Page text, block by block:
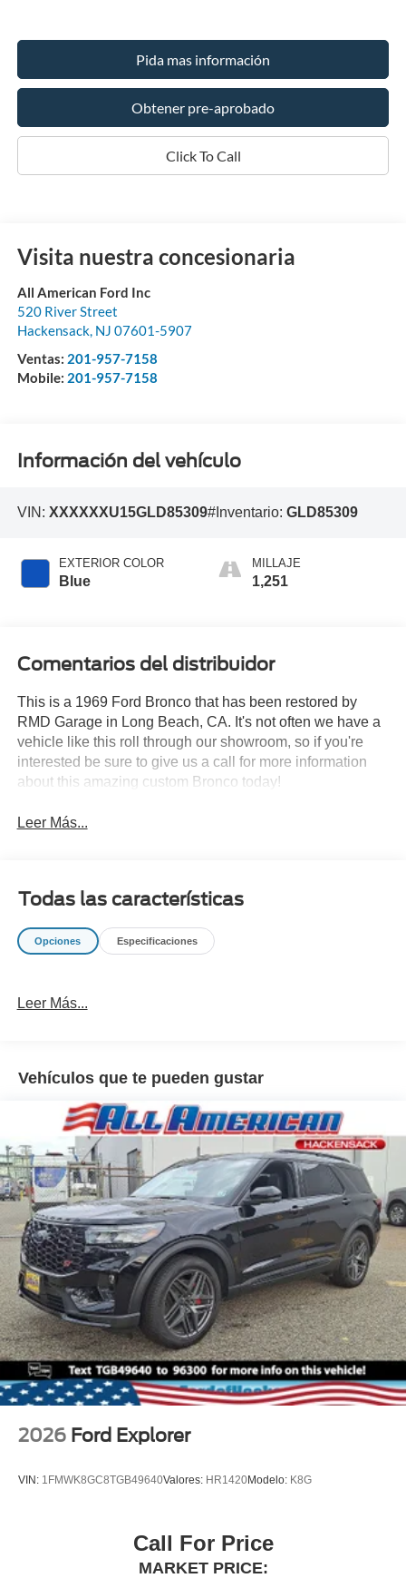
Pida mas información
Obtener pre-aprobado
Click To Call
Visita nuestra concesionaria
All American Ford Inc
520 River Street
Hackensack, NJ 07601-5907
Ventas: 201-957-7158
Mobile: 201-957-7158
Información del vehículo
VIN: XXXXXXU15GLD85309#Inventario: GLD85309
EXTERIOR COLOR
Blue
MILLAJE
1,251
Comentarios del distribuidor
This is a 1969 Ford Bronco that has been restored by
RMD Garage in Long Beach, CA. It's not often we have a
vehicle like this roll through our showroom, so if you're
interested be sure to give us a call for more information
about this amazing custom Bronco today!
Leer Más...
Todas las características
Opciones Especificaciones
Leer Más...
Vehículos que te pueden gustar
2026 Ford Explorer
VIN: 1FMWK8GC8TGB49640Valores: HR1420Modelo: K8G
Call For Price
MARKET PRICE: